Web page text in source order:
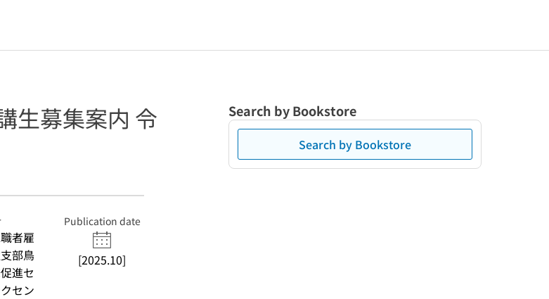
生募集案内 令
者雇
部鳥
進セ
セン
Publication date
[2025.10]
Search by Bookstore
Search by Bookstore